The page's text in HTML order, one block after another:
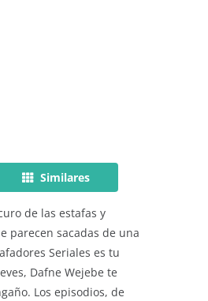
Similares
de las estafas y
parecen sacadas de una
Seriales es tu
Dafne Wejebe te
Los episodios, de